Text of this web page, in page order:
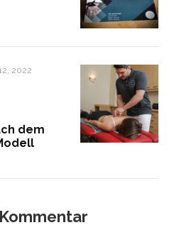
2022
dem